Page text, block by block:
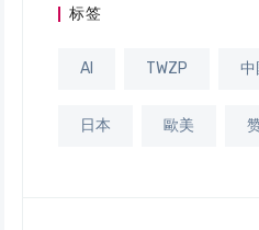
标签
AI TWZP 中
日本 歐美